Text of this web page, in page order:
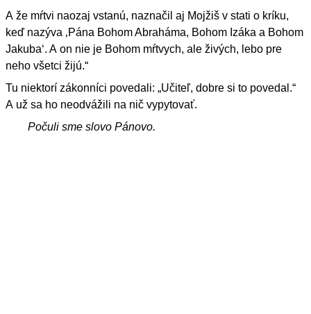
A že mŕtvi naozaj vstanú, naznačil aj Mojžiš v stati o kríku,
keď nazýva ‚Pána Bohom Abraháma, Bohom Izáka a Bohom
Jakuba‘. A on nie je Bohom mŕtvych, ale živých, lebo pre
neho všetci žijú.“
Tu niektorí zákonníci povedali: „Učiteľ, dobre si to povedal.“
A už sa ho neodvážili na nič vypytovať.
Počuli sme slovo Pánovo.